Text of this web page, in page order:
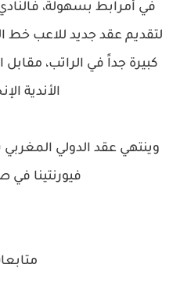
في أمرابط بسهولة،
لتقديم عقد جديد للاعب خط
كبيرة جداً في الراتب،
الأندية
وينتهي عقد الدولي
فيورنتينا في صيف